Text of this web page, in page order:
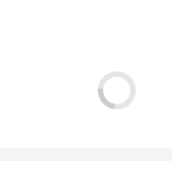
visita del
el Foro y el